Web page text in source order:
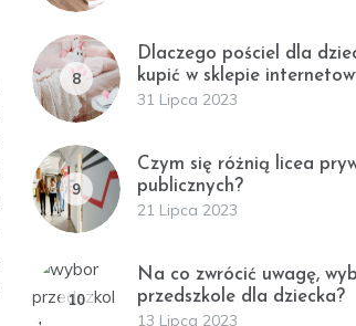
8
Dlaczego pościel dla
kupić w sklepie
31 Lipca 2023
9
Czym się różnią licea
publicznych?
21 Lipca 2023
10
Na co zwrócić uwagę,
przedszkole dla dziecka?
13 Lipca 2023